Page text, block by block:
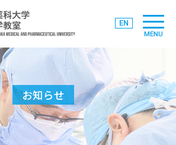
EN
MENU
お知らせ